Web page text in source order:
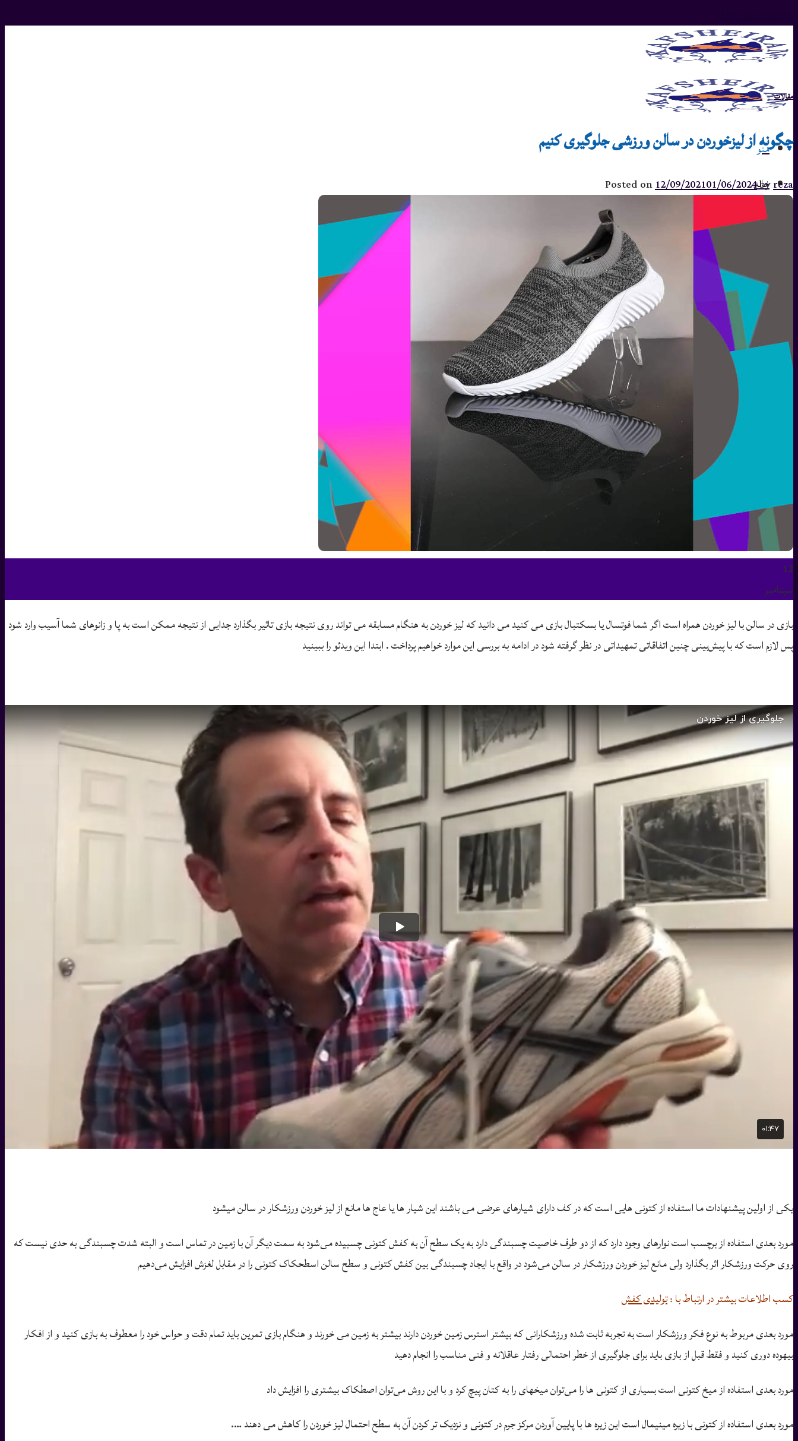
منو
خانه
مطالب
تماس با ما
مقالات
چگونه از لیزخوردن در سالن ورزشی جلوگیری کنیم
Posted on12/09/202101/06/2024byreza
12
سپتامبر
بازی در سالن با لیز خوردن همراه است اگر شما فوتسال یا بسکتبال بازی می کنید می دانید که لیز خوردن به هنگام مسابقه می تواند روی نتیجه بازی تاثیر بگذارد جدایی از نتیجه ممکن است به پا و زانوهای شما آسیب وارد شود
پس لازم است که با پیش‌بینی چنین اتفاقاتی تمهیداتی در نظر گرفته شود در ادامه به بررسی این موارد خواهیم پرداخت . ابتدا این ویدئو را ببینید
یکی از اولین پیشنهادات ما استفاده از کتونی هایی است که در کف دارای شیارهای عرضی می باشند این شیار ها یا عاج ها مانع از لیز خوردن ورزشکار در سالن میشود
مورد بعدی استفاده از برچسب است نوارهای وجود دارد که از دو طرف خاصیت چسبندگی دارد به یک سطح آن به کفش کتونی چسبیده می‌شود به سمت دیگر آن با زمین در تماس است و البته شدت چسبندگی به حدی نیست که
روی حرکت ورزشکار اثر بگذارد ولی مانع لیز خوردن ورزشکار در سالن می‌شود در واقع با ایجاد چسبندگی بین کفش کتونی و سطح سالن اسطحکاک کتونی را در مقابل لغزش افزایش می‌دهیم
کسب اطلاعات بیشتر در ارتباط با :تولیدی کفش
مورد بعدی مربوط به نوع فکر ورزشکار است به تجربه ثابت شده ورزشکارانی که بیشتر استرس زمین خوردن دارند بیشتر به زمین می خورند و هنگام بازی تمرین باید تمام دقت و حواس خود را معطوف به بازی کنید و از افکار
بیهوده دوری کنید و فقط قبل از بازی باید برای جلوگیری از خطر احتمالی رفتار عاقلانه و فنی مناسب را انجام دهید
مورد بعدی استفاده از میخ کتونی است بسیاری از کتونی ها را می‌توان میخهای را به کتان پیچ کرد و با این روش می‌توان اصطکاک بیشتری را افزایش داد
مورد بعدی استفاده از کتونی با زیره مینیمال است این زیره ها با پایین آوردن مرکز جرم در کتونی و نزدیک تر کردن آن به سطح احتمال لیز خوردن را کاهش می دهند ….